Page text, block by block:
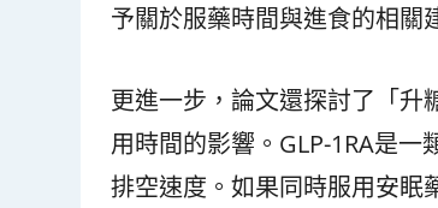
予關於服藥時間與進食的相關
更進一步，論文還探討了「升
用時間的影響。GLP-1RA是
排空速度。如果同時服用安眠